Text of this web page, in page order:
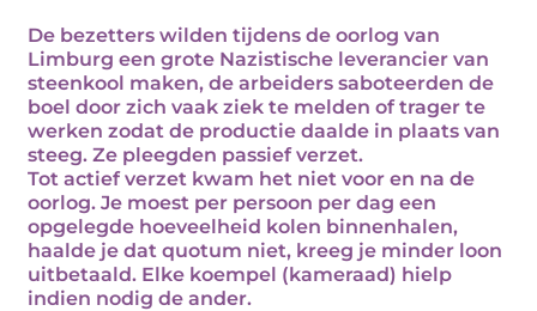
De bezetters wilden tijdens de oorlog van
Limburg een grote Nazistische leverancier van
steenkool maken, de arbeiders saboteerden de
boel door zich vaak ziek te melden of trager te
werken zodat de productie daalde in plaats van
steeg. Ze pleegden passief verzet.
Tot actief verzet kwam het niet voor en na de
oorlog. Je moest per persoon per dag een
opgelegde hoeveelheid kolen binnenhalen,
haalde je dat quotum niet, kreeg je minder loon
uitbetaald. Elke koempel (kameraad) hielp
indien nodig de ander.